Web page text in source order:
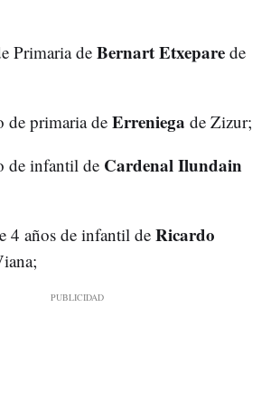
Primaria deBernart Etxepare de
de primaria de Erreniega de Zizur;
de infantil de Cardenal Ilundain
4 años de infantil de Ricardo